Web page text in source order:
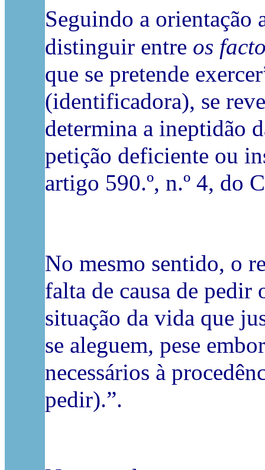
Seguindo a
distinguir entre os
que se pretende
(identificadora), se
determina a ineptidão
petição deficiente ou
artigo 590.º, n.º 4, do
No mesmo sentido, o
falta de causa de pedir
situação da vida que
se aleguem, pese
necessários à
pedir).”.